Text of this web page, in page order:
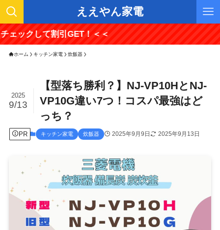
ええやん家電
割引GET！＜＜
ホーム キッチン家電 炊飯器
【型落ち勝利？】NJ-VP10HとNJ-
VP10G違い7つ！コスパ最強はど
っち？
2025
9/13
PR キッチン家電 炊飯器 2025年9月9日 2025年9月13日